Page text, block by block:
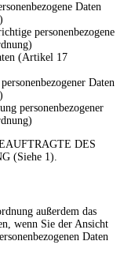
Daten
personenbezogene
(Artikel 17
Daten
personenbezogener
DES
(Siehe 1).
außerdem das
wenn Sie der Ansicht
Daten